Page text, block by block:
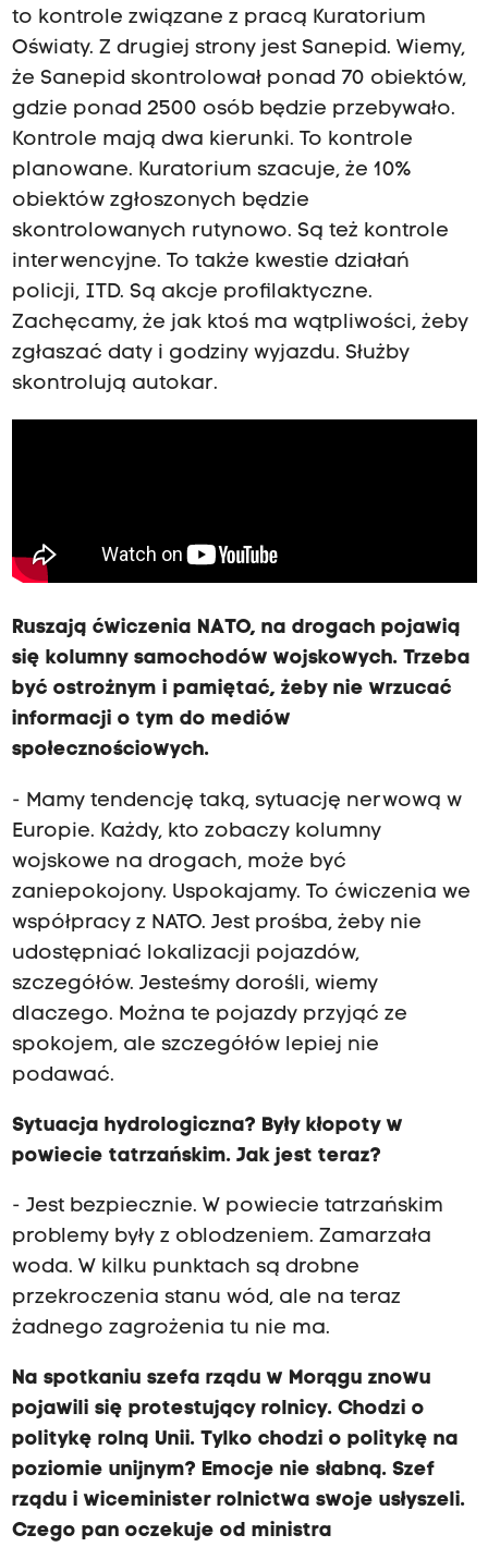
to kontrole związane z pracą Kuratorium
Oświaty. Z drugiej strony jest Sanepid. Wiemy,
że Sanepid skontrolował ponad 70 obiektów,
gdzie ponad 2500 osób będzie przebywało.
Kontrole mają dwa kierunki. To kontrole
planowane. Kuratorium szacuje, że 10%
obiektów zgłoszonych będzie
skontrolowanych rutynowo. Są też kontrole
interwencyjne. To także kwestie działań
policji, ITD. Są akcje profilaktyczne.
Zachęcamy, że jak ktoś ma wątpliwości, żeby
zgłaszać daty i godziny wyjazdu. Służby
skontrolują autokar.
Ruszają ćwiczenia NATO, na drogach pojawią
się kolumny samochodów wojskowych. Trzeba
być ostrożnym i pamiętać, żeby nie wrzucać
informacji o tym do mediów
społecznościowych.
- Mamy tendencję taką, sytuację nerwową w
Europie. Każdy, kto zobaczy kolumny
wojskowe na drogach, może być
zaniepokojony. Uspokajamy. To ćwiczenia we
współpracy z NATO. Jest prośba, żeby nie
udostępniać lokalizacji pojazdów,
szczegółów. Jesteśmy dorośli, wiemy
dlaczego. Można te pojazdy przyjąć ze
spokojem, ale szczegółów lepiej nie
podawać.
Sytuacja hydrologiczna? Były kłopoty w
powiecie tatrzańskim. Jak jest teraz?
- Jest bezpiecznie. W powiecie tatrzańskim
problemy były z oblodzeniem. Zamarzała
woda. W kilku punktach są drobne
przekroczenia stanu wód, ale na teraz
żadnego zagrożenia tu nie ma.
Na spotkaniu szefa rządu w Morągu znowu
pojawili się protestujący rolnicy. Chodzi o
politykę rolną Unii. Tylko chodzi o politykę na
poziomie unijnym? Emocje nie słabną. Szef
rządu i wiceminister rolnictwa swoje usłyszeli.
Czego pan oczekuje od ministra